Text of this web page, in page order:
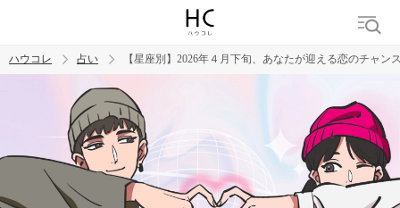
トレンド ワード
ハウコレ 占い 【星座別】2026年４月下旬、あなたが迎える恋のチャン